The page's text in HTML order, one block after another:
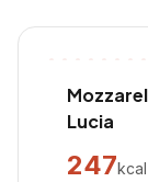
Lucia
247